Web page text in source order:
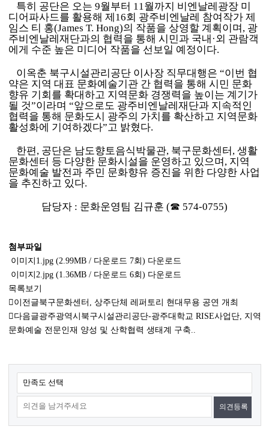
특히 공단은 오는 9월부터 11월까지 비엔날레광장 미
디어파사드를 활용해 제 16회 광주비엔날레 참여작가 제
임스 티 홍(James T. Hong)의 작품을 상영할 계획이며 , 광
주비엔날레재단과의 협력을 통해 시민과 국내 ·외 관람객
에게 수준 높은 미디어 작품을 선보일 예정이다.
이옥춘 북구시설관리공단 이사장 직무대행은 “이번 협
약은 지역 대표 문화예술기관 간 협력을 통해 시민 문화
향유 기회를 확대하고 지역문화 경쟁력을 높이는 계기가
될 것”이라며 “앞으로도 광주비엔날레재단과 지속적인
협력을 통해 문화도시 광주의 가치를 확산하고 지역문화
활성화에 기여하겠다”고 밝혔다.
한편, 공단은 남도향토음식박물관, 북구문화센터 , 생활
문화센터 등 다양한 문화시설을 운영하고 있으며 , 지역
문화예술 발전과 주민 문화향유 증진을 위한 다양한 사업
을 추진하고 있다.
담당자 : 문화운영팀 김규훈 (☎ 574-0755)
첨부파일
이미지1.jpg (2.99MB / 다운로드 7회) 다운로드
이미지2.jpg (1.36MB / 다운로드 6회) 다운로드
목록보기
이전글북구문화센터, 상주단체 레퍼토리 현대무용 공연 개최
다음글광주광역시북구시설관리공단-광주대학교 RISE사업단, 지역
문화예술 전문인재 양성 및 산학협력 생태계 구축..
콘
텐
츠
만
만족도 선택